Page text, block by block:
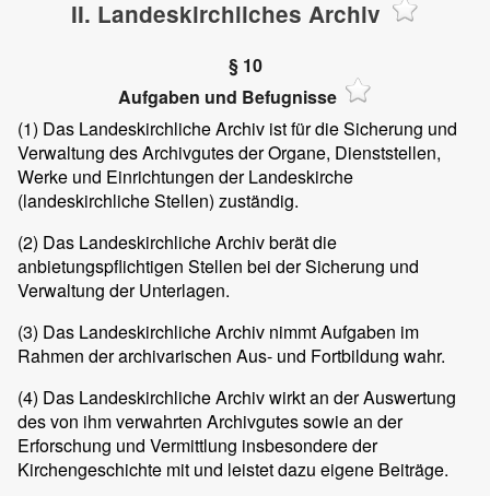
II. Landeskirchliches Archiv
§ 10
Aufgaben und Befugnisse
(1) Das Landeskirchliche Archiv ist für die Sicherung und
Verwaltung des Archivgutes der Organe, Dienststellen,
Werke und Einrichtungen der Landeskirche
(landeskirchliche Stellen) zuständig.
(2) Das Landeskirchliche Archiv berät die
anbietungspflichtigen Stellen bei der Sicherung und
Verwaltung der Unterlagen.
(3) Das Landeskirchliche Archiv nimmt Aufgaben im
Rahmen der archivarischen Aus- und Fortbildung wahr.
(4) Das Landeskirchliche Archiv wirkt an der Auswertung
des von ihm verwahrten Archivgutes sowie an der
Erforschung und Vermittlung insbesondere der
Kirchengeschichte mit und leistet dazu eigene Beiträge.